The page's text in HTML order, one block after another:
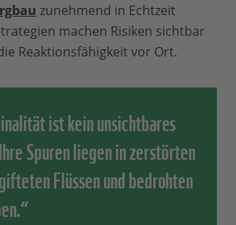
zunehmend in Echtzeit
machen Risiken sichtbar
Reaktionsfähigkeit vor Ort.
ist kein unsichtbares
Spuren liegen in zerstörten
Flüssen und bedrohten